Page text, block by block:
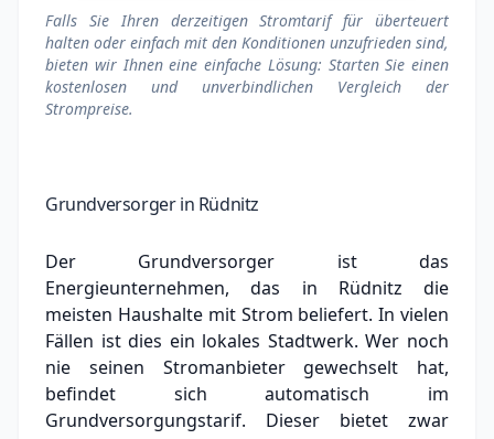
Falls Sie Ihren derzeitigen Stromtarif für überteuert
halten oder einfach mit den Konditionen unzufrieden sind,
bieten wir Ihnen eine einfache Lösung: Starten Sie einen
kostenlosen und unverbindlichen Vergleich der
Strompreise.
Grundversorger in Rüdnitz
Der Grundversorger ist das
Energieunternehmen, das in Rüdnitz die
meisten Haushalte mit Strom beliefert. In vielen
Fällen ist dies ein lokales Stadtwerk.Wer noch
nie seinen Stromanbieter gewechselt hat,
befindet sich automatisch im
Grundversorgungstarif. Dieser bietet zwar